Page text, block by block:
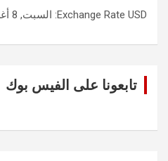
Exchange Rate USD : السبت, 8 أغسطس.
تابعونا على الفيس بوك